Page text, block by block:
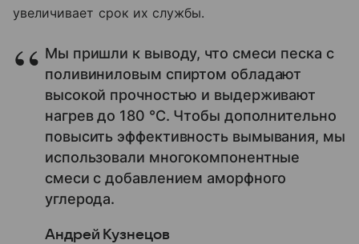
увеличивает срок их службы.
Мы пришли к выводу, что смеси песка с
поливиниловым спиртом обладают
высокой прочностью и выдерживают
нагрев до 180 °С. Чтобы дополнительно
повысить эффективность вымывания, мы
использовали многокомпонентные
смеси с добавлением аморфного
углерода.
Андрей Кузнецов